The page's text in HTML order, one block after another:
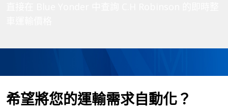
希望將您的運輸需求自動化？